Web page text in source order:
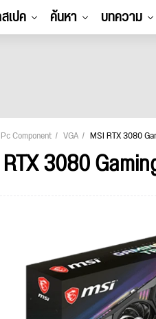
เปค ค้นหา บทความ
Pc Component VGA MSI RTX 3080
3080